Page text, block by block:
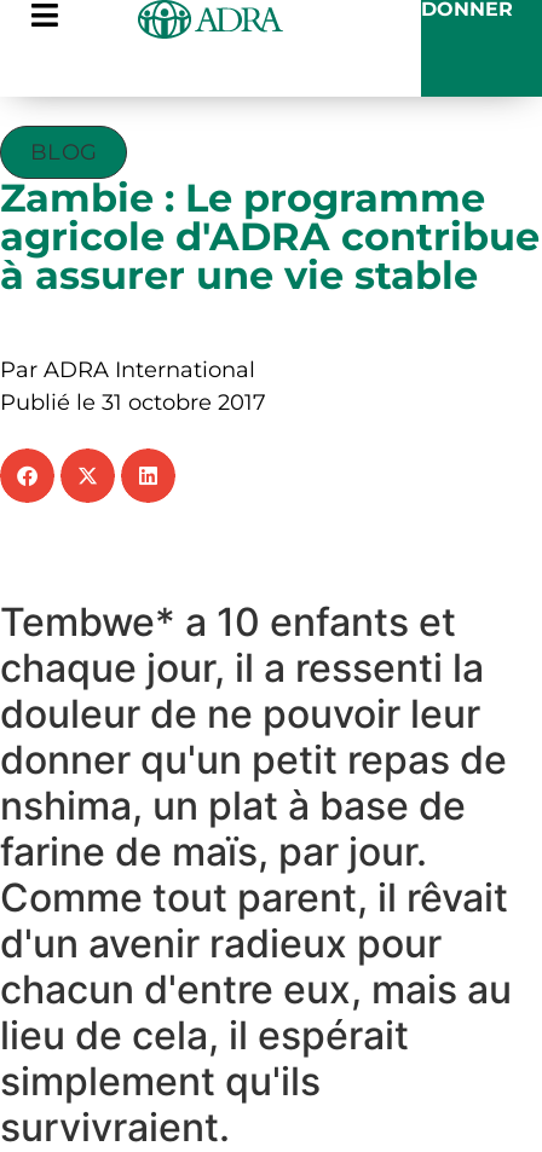
DONNER
BLOG
Zambie : Le programme
agricole d'ADRA contribue
à assurer une vie stable
Par ADRA International
Publié le 31 octobre 2017
Tembwe* a 10 enfants et
chaque jour, il a ressenti la
douleur de ne pouvoir leur
donner qu'un petit repas de
nshima, un plat à base de
farine de maïs, par jour.
Comme tout parent, il rêvait
d'un avenir radieux pour
chacun d'entre eux, mais au
lieu de cela, il espérait
simplement qu'ils
survivraient.